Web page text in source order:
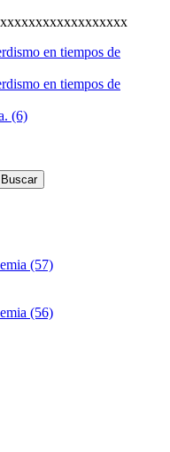
en tiempos de
en tiempos de
(6)
(57)
(56)